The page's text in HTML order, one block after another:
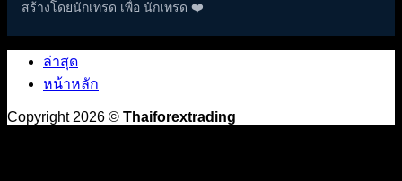
สร้างโดยนักเทรด เพื่อ นักเทรด ❤️
ล่าสุด
หน้าหลัก
Copyright 2026 © Thaiforextrading